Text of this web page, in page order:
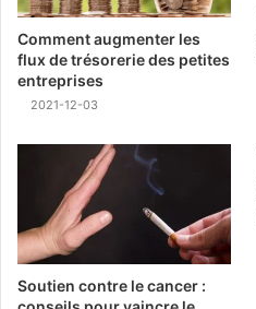
Comment augmenter les
flux de trésorerie des petites
entreprises
2021-12-03
Soutien contre le cancer :